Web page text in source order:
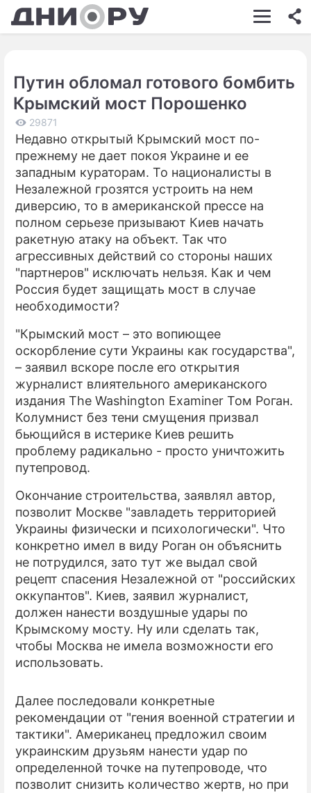
ШОУ-БИЗНЕС
КИНО
ЗДОРОВЬЕ
ЭКОНОМИКА
ПРОИСШЕСТВИЯ
СОННИК
СТИЛЬ ЖИЗНИ
ПРЕСС-РЕЛИЗЫ
О ПРОЕКТЕ
Путин обломал готового бомбить
Крымский мост Порошенко
29871
Недавно открытый Крымский мост по-
прежнему не дает покоя Украине и ее
западным кураторам. То националисты в
Незалежной грозятся устроить на нем
диверсию, то в американской прессе на
полном серьезе призывают Киев начать
ракетную атаку на объект. Так что
агрессивных действий со стороны наших
"партнеров" исключать нельзя. Как и чем
Россия будет защищать мост в случае
необходимости?
"Крымский мост – это вопиющее
оскорбление сути Украины как государства",
– заявил вскоре после его открытия
журналист влиятельного американского
издания The Washington Examiner Том Роган.
Колумнист без тени смущения призвал
бьющийся в истерике Киев решить
проблему радикально - просто уничтожить
путепровод.
Окончание строительства, заявлял автор,
позволит Москве "завладеть территорией
Украины физически и психологически". Что
конкретно имел в виду Роган он объяснить
не потрудился, зато тут же выдал свой
рецепт спасения Незалежной от "российских
оккупантов". Киев, заявил журналист,
должен нанести воздушные удары по
Крымскому мосту. Ну или сделать так,
чтобы Москва не имела возможности его
использовать.
Далее последовали конкретные
рекомендации от "гения военной стратегии и
тактики". Американец предложил своим
украинским друзьям нанести удар по
определенной точке на путепроводе, что
позволит снизить количество жертв, но при